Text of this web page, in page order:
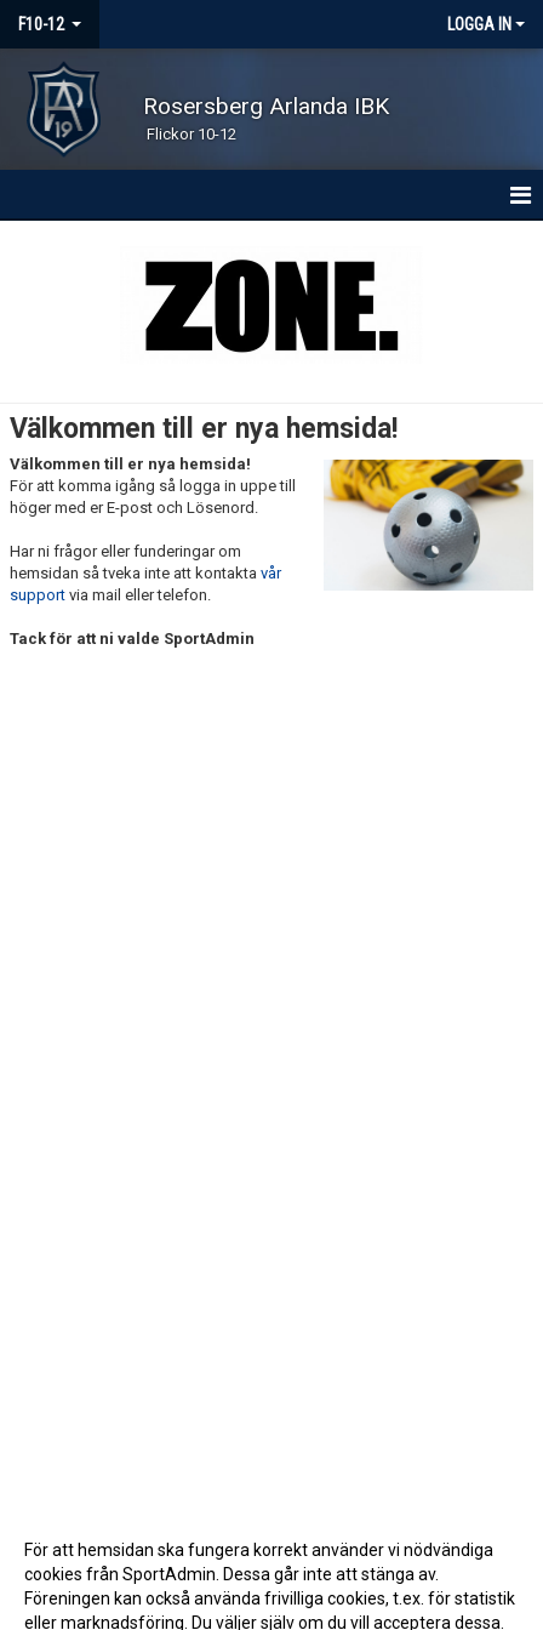
F10-12 LOGGA IN
Rosersberg Arlanda IBK
Flickor 10-12
TRUPPEN
BILDGALLERI
DOKUMENT
Välkommen till er nya hemsida!
Välkommen till er nya hemsida!
För att komma igång så logga in uppe till
höger med er E-post och Lösenord.
Har ni frågor eller funderingar om
hemsidan så tveka inte att kontakta vår
support via mail eller telefon.
Tack för att ni valde SportAdmin
För att hemsidan ska fungera korrekt använder vi nödvändiga
cookies från SportAdmin. Dessa går inte att stänga av.
Föreningen kan också använda frivilliga cookies, t.ex. för statistik
eller marknadsföring. Du väljer själv om du vill acceptera dessa.